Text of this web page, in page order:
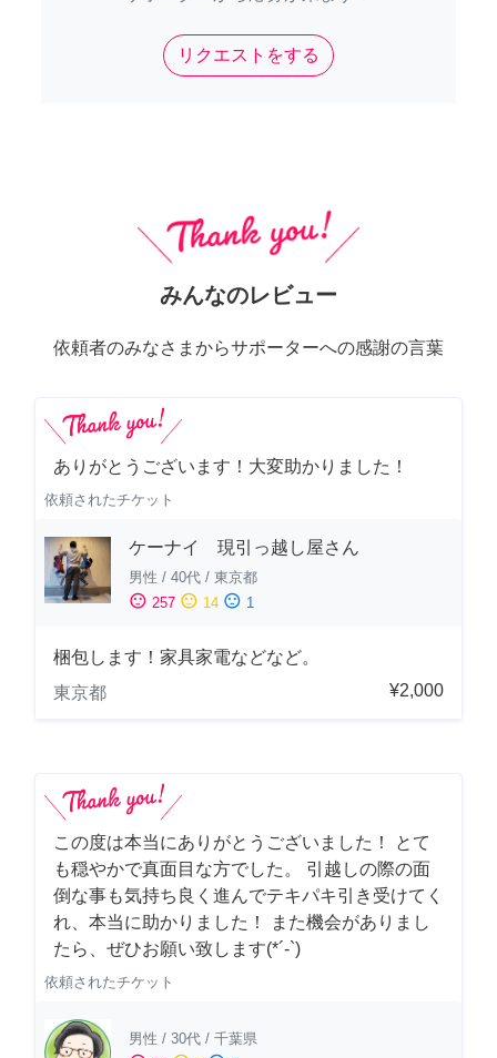
リクエストをする
みんなのレビュー
依頼者のみなさまからサポーターへの感謝の言葉
ありがとうございます！大変助かりました！
依頼されたチケット
ケーナイ 現引っ越し屋さん
男性 / 40代 / 東京都
sentiment_satisfied 257 sentiment_neutral 14 sentiment_dissatisfied 1
梱包します！家具家電などなど。
東京都
¥2,000
この度は本当にありがとうございました！ とて
も穏やかで真面目な方でした。 引越しの際の面
倒な事も気持ち良く進んでテキパキ引き受けてく
れ、本当に助かりました！ また機会がありまし
たら、ぜひお願い致します(*´-`)
依頼されたチケット
男性 / 30代 / 千葉県